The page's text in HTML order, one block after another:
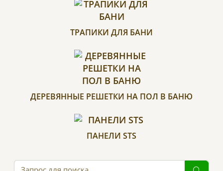
ТРАПИКИ ДЛЯ БАНИ
ДЕРЕВЯННЫЕ РЕШЕТКИ НА ПОЛ В БАНЮ
ПАНЕЛИ STS